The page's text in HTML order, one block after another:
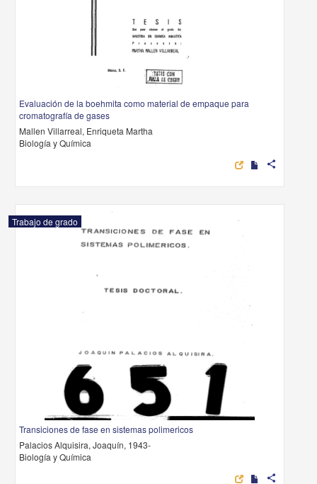
Evaluación de la boehmita como material de empaque para
cromatografía de gases
Mallen Villarreal, Enriqueta Martha
Biología y Química
share
Trabajo de grado
Transiciones de fase en sistemas polimericos
Palacios Alquisira, Joaquín, 1943-
Biología y Química
share